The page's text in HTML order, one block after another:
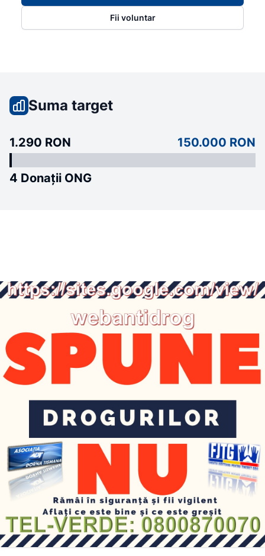
Fii voluntar
Suma target
1.290 RON 150.000 RON
4 Donații ONG